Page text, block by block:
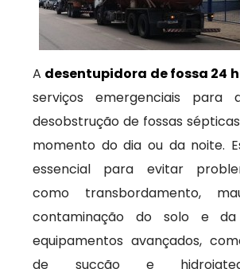
A desentupidora de fossa 24
serviços emergenciais para
desobstrução de fossas
momento do dia ou da noite.
essencial para evitar
como transbordamento,
contaminação do solo e
equipamentos avançados,
de sucção e